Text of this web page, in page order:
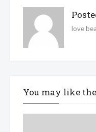
love
You may like